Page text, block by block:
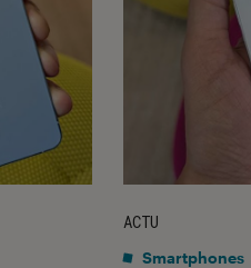
ACTU
Smartphones